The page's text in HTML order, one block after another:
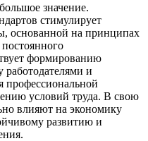
значение.
стимулирует
основанной на принципах
формированию
и
условий труда. В свою
влияют на экономику
развитию и